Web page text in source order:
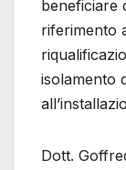
beneficiare
riferimento
isolamento
Dott.